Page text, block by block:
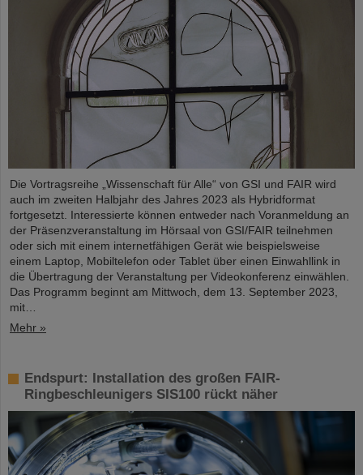
Die Vortragsreihe „Wissenschaft für Alle“ von GSI und FAIR wird
auch im zweiten Halbjahr des Jahres 2023 als Hybridformat
fortgesetzt. Interessierte können entweder nach Voranmeldung an
der Präsenzveranstaltung im Hörsaal von GSI/FAIR teilnehmen
oder sich mit einem internetfähigen Gerät wie beispielsweise
einem Laptop, Mobiltelefon oder Tablet über einen Einwahllink in
die Übertragung der Veranstaltung per Videokonferenz einwählen.
Das Programm beginnt am Mittwoch, dem 13. September 2023,
mit…
Mehr »
Endspurt: Installation des großen FAIR-
Ringbeschleunigers SIS100 rückt näher